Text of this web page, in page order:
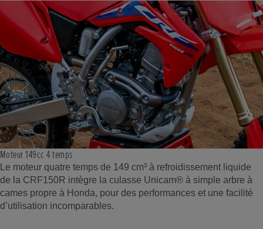
Moteur 149cc 4 temps
Le moteur quatre temps de 149 cm³ à refroidissement liquide
de la CRF150R intègre la culasse Unicam® à simple arbre à
cames propre à Honda, pour des performances et une facilité
d’utilisation incomparables.